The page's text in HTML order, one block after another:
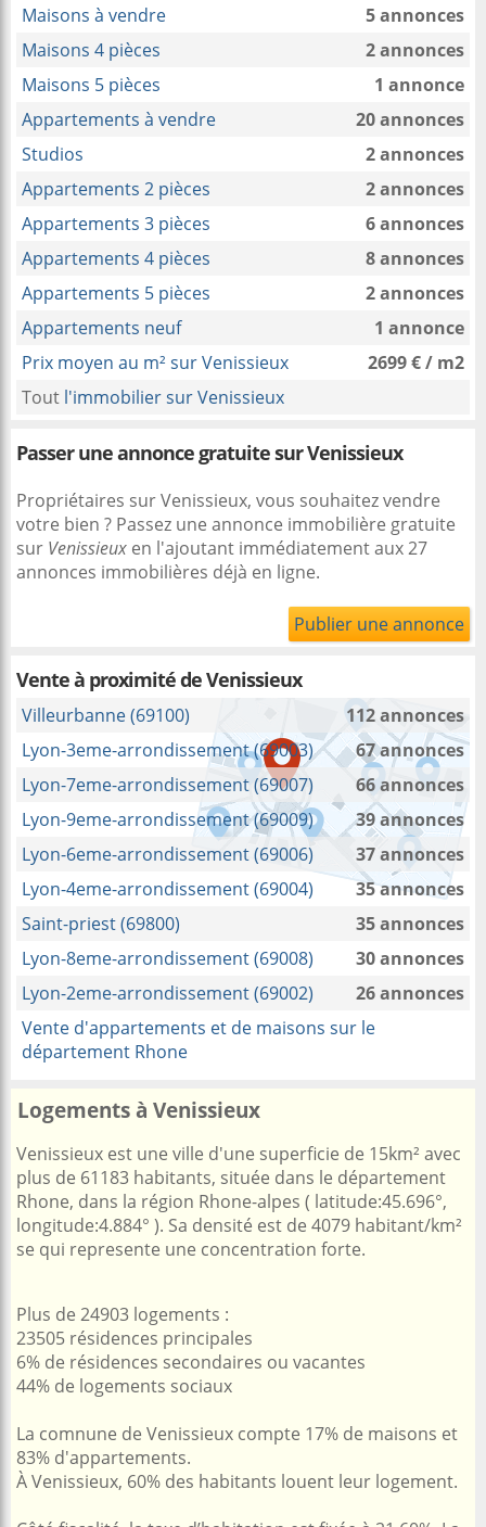
Maisons à vendre
5 annonces
Maisons 4 pièces
2 annonces
Maisons 5 pièces
1 annonce
Appartements à vendre
20 annonces
Studios
2 annonces
Appartements 2 pièces
2 annonces
Appartements 3 pièces
6 annonces
Appartements 4 pièces
8 annonces
Appartements 5 pièces
2 annonces
Appartements neuf
1 annonce
Prix moyen au m² sur Venissieux
2699 € / m2
Tout l'immobilier sur Venissieux
Passer une annonce gratuite sur Venissieux
Propriétaires sur Venissieux, vous souhaitez vendre
votre bien ? Passez une annonce immobilière gratuite
sur Venissieux en l'ajoutant immédiatement aux 27
annonces immobilières déjà en ligne.
Publier une annonce
Vente à proximitéde Venissieux
Villeurbanne (69100)
112 annonces
Lyon-3eme-arrondissement (69003)
67 annonces
Lyon-7eme-arrondissement (69007)
66 annonces
Lyon-9eme-arrondissement (69009)
39 annonces
Lyon-6eme-arrondissement (69006)
37 annonces
Lyon-4eme-arrondissement (69004)
35 annonces
Saint-priest (69800)
35 annonces
Lyon-8eme-arrondissement (69008)
30 annonces
Lyon-2eme-arrondissement (69002)
26 annonces
Vente d'appartements et de maisons sur le
département Rhone
Logements à Venissieux
Venissieux est une ville d'une superficie de 15km² avec
plus de 61183 habitants, située dans le département
Rhone, dans la région Rhone-alpes ( latitude:45.696°,
longitude:4.884° ). Sa densité est de 4079 habitant/km²
se qui represente une concentration forte.
Plus de 24903 logements :
23505 résidences principales
6% de résidences secondaires ou vacantes
44% de logements sociaux
La comnune de Venissieux compte 17% de maisons et
83% d'appartements.
À Venissieux, 60% des habitants louent leur logement.